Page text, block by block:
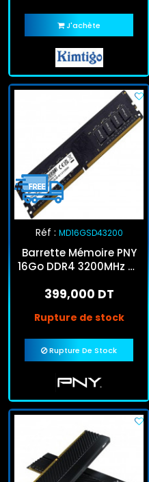
J'achète
Réf : MD16GSD43200
Barrette Mémoire PNY
16Go DDR4 3200MHz U-
399,000 DT
Rupture de stock
Rupture De Stock